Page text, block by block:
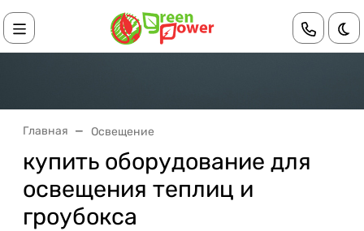
Главная Освещение
купить оборудование для
освещения теплиц и
гроубокса